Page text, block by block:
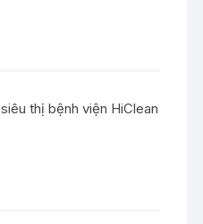
thị bệnh viện HiClean